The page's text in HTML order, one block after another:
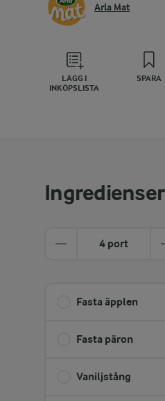
Arla Mat
LÄGG I
INKÖPSLISTA
SPARA
Ingredienser
4 port
Fasta äpplen
Fasta päron
Vaniljstång